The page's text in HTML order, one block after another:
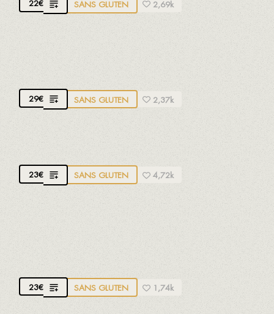
22€ SANS GLUTEN 2,69k
RIZ AU HOMARD
29€ SANS GLUTEN 2,37k
RIZ DU SEÑORITO
23€ SANS GLUTEN 4,72k
RICE TERRE ET MER AVEC VOILE DE
IBÉRIQUE
Jambon ibérique Joselito
23€ SANS GLUTEN 1,74k